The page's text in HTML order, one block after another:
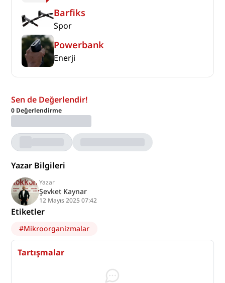
Barfiks
Spor
Powerbank
Enerji
Sen de Değerlendir!
0 Değerlendirme
Yazar Bilgileri
Yazar
Şevket Kaynar
12 Mayıs 2025 07:42
Etiketler
#Mikroorganizmalar
Tartışmalar